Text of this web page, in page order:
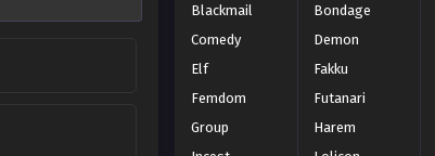
Blackmail
Bondage
Comedy
Demon
Elf
Fakku
Femdom
Futanari
Group
Harem